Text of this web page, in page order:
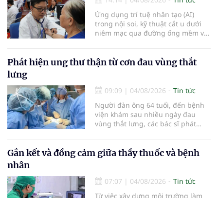
Ứng dụng trí tuệ nhân tạo (AI)
trong nội soi, kỹ thuật cắt u dưới
niêm mạc qua đường ống mềm và
là những nội dung trọng tâm được
báo cáo tại Hội thảo khoa học cập
tiêu hóa - gan mật vừa diễn ra
ngày 1/8 tại Bệnh viện Đại học
quốc tế Hồng Bàng.
Phát hiện ung thư thận từ cơn đau vùng thắt
lưng
09:09 | 04/08/2026
Tin tức
Người đàn ông 64 tuổi, đến bệnh
viện khám sau nhiều ngày đau
vùng thắt lưng, các bác sĩ phát
biểu mô tế bào thận. Với khối u còn
ở giai đoạn sớm, người bệnh được
bằng phẫu thuật robot thay vì phải
cắt bỏ toàn bộ quả thận như trước
Gắn kết và đồng cảm giữa thầy thuốc và bệnh
nhân
07:07 | 04/08/2026
Tin tức
Từ việc xây dựng môi trường làm